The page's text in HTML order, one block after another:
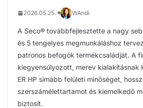
2026.05.25. WAndi
A Seco® továbbfejlesztette a nagy
és 5 tengelyes megmunkáláshoz
patronos befogók termékcsaládját. A
kiegyensúlyozott, merev kialakításnak
ER HP simább felületi minőséget,
szerszámélettartamot és kiemelkedő
biztosít.